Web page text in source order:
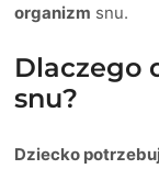
organizm snu.
Dlaczego
snu?
Dziecko